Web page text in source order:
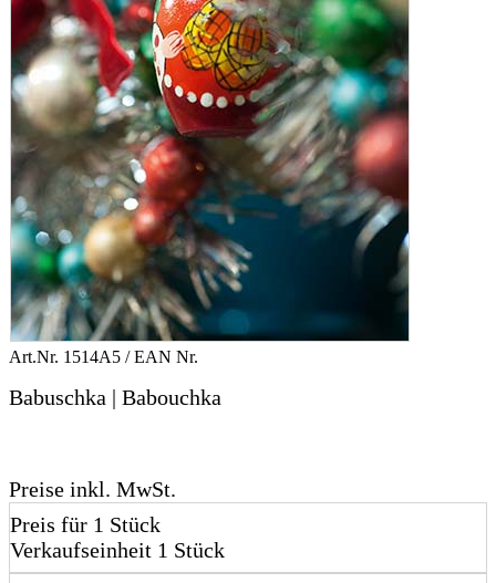
Art.Nr. 1514A5 / EAN Nr.
Babuschka | Babouchka
Preise inkl. MwSt.
Preis für 1 Stück
Verkaufseinheit 1 Stück